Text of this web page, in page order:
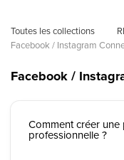
Toutes les collections
Facebook / Instagram
Facebook /
Comment créer
professionnelle ?